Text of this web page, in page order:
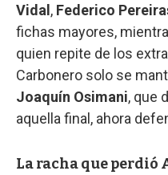
Vidal , Federico
fichas mayores,
quien repite de los
Carbonero solo se
Joaquín Osimani, que
aquella final, ahora
La racha que perdió